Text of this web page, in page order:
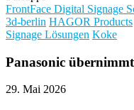
FrontFace Digital Signage
3d-berlin HAGOR Products
Signage Lösungen Koke
Panasonic
29. Mai 2026